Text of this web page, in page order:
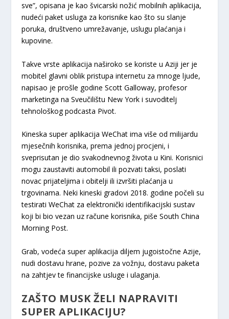
sve”, opisana je kao švicarski nožić mobilnih aplikacija,
nudeći paket usluga za korisnike kao što su slanje
poruka, društveno umrežavanje, uslugu plaćanja i
kupovine.
Takve vrste aplikacija naširoko se koriste u Aziji jer je
mobitel glavni oblik pristupa internetu za mnoge ljude,
napisao je prošle godine Scott Galloway, profesor
marketinga na Sveučilištu New York i suvoditelj
tehnološkog podcasta Pivot.
Kineska super aplikacija WeChat ima više od milijardu
mjesečnih korisnika, prema jednoj procjeni, i
sveprisutan je dio svakodnevnog života u Kini. Korisnici
mogu zaustaviti automobil ili pozvati taksi, poslati
novac prijateljima i obitelji ili izvršiti plaćanja u
trgovinama. Neki kineski gradovi 2018. godine počeli su
testirati WeChat za elektronički identifikacijski sustav
koji bi bio vezan uz račune korisnika, piše South China
Morning Post.
Grab, vodeća super aplikacija diljem jugoistočne Azije,
nudi dostavu hrane, pozive za vožnju, dostavu paketa
na zahtjev te financijske usluge i ulaganja.
ZAŠTO MUSK ŽELI NAPRAVITI
SUPER APLIKACIJU?